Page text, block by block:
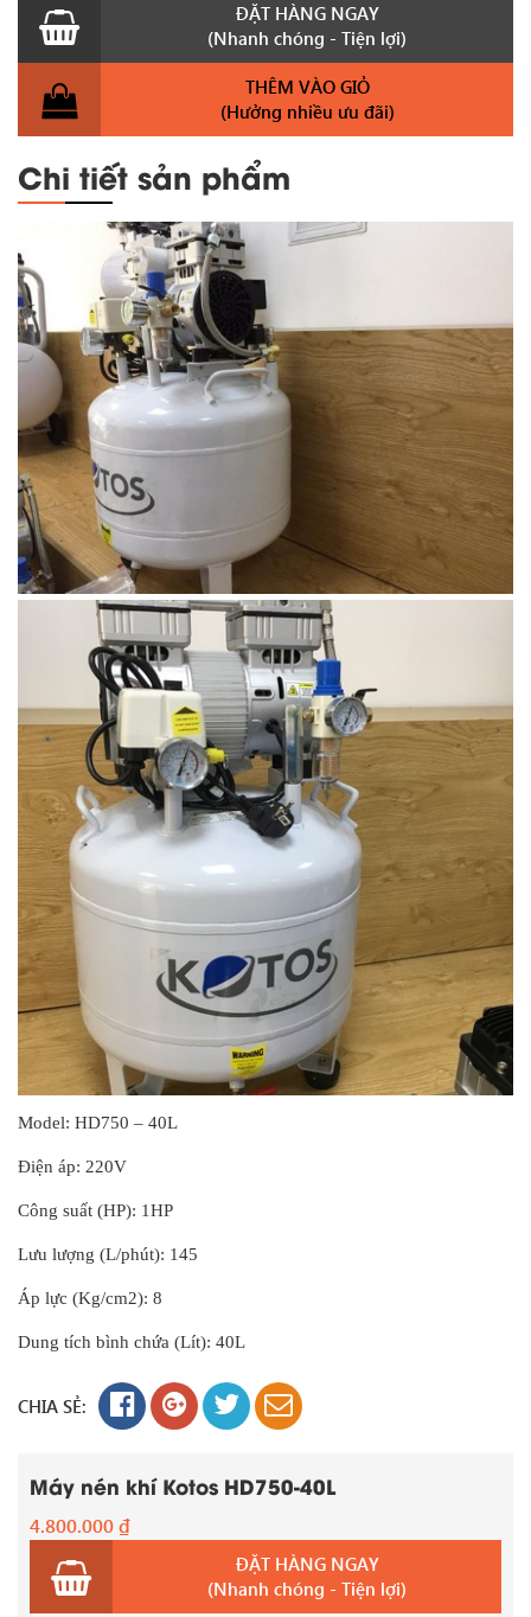
ĐẶT HÀNG NGAY
(Nhanh chóng - Tiện lợi)
THÊM VÀO GIỎ
(Hưởng nhiều ưu đãi)
Chi tiết sản phẩm
Model: HD750 – 40L
Điện áp: 220V
Công suất (HP): 1HP
Lưu lượng (L/phút): 145
Áp lực (Kg/cm2): 8
Dung tích bình chứa (Lít): 40L
CHIA SẺ:
Máy nén khí Kotos HD750-40L
4.800.000₫
ĐẶT HÀNG NGAY
(Nhanh chóng - Tiện lợi)